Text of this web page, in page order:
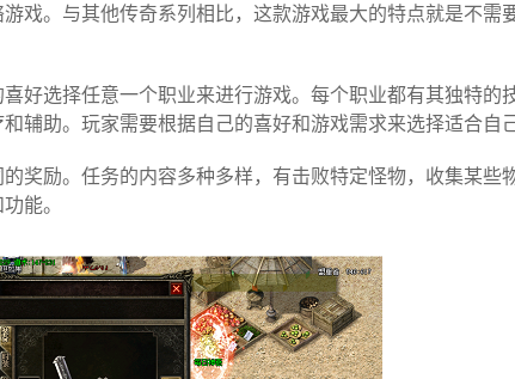
戏。与其他传奇系列相比，这款游戏最大的特点就是不需
好选择任意一个职业来进行游戏。每个职业都有其独特的
辅助。玩家需要根据自己的喜好和游戏需求来选择适合自
奖励。任务的内容多种多样，有击败特定怪物，收集某些
能。